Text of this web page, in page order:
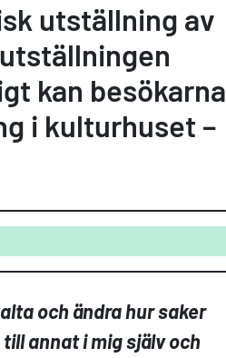
utställning av
kan besökarna
i kulturhuset –
och ändra hur saker
annat i mig själv och